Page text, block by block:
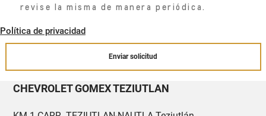
revise la misma de manera periódica.
Política de privacidad
Enviar solicitud